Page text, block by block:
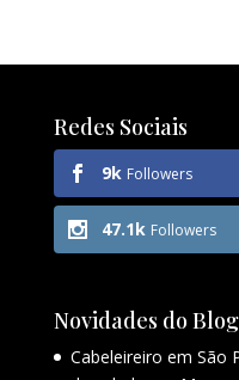
Redes Sociais
9k Followers
47.1k Followers
Novidades do Blog
Cabeleireiro em São